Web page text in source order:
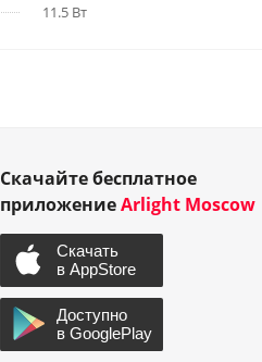
11.5 Вт
Скачайте бесплатное
приложениеArlight Moscow